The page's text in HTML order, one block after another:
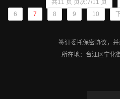
共11 页 页次:7/11 页
6
7 8 9 10
签订委托保密协议，
所在地：台江区宁化